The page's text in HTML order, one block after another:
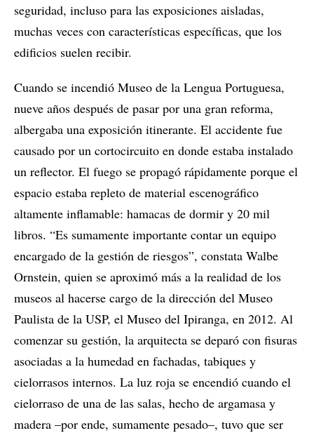
seguridad, incluso para las exposiciones aisladas,
muchas veces con características específicas, que los
edificios suelen recibir.
Cuando se incendió Museo de la Lengua Portuguesa,
nueve años después de pasar por una gran reforma,
albergaba una exposición itinerante. El accidente fue
causado por un cortocircuito en donde estaba instalado
un reflector. El fuego se propagó rápidamente porque el
espacio estaba repleto de material escenográfico
altamente inflamable: hamacas de dormir y 20 mil
libros. “Es sumamente importante contar un equipo
encargado de la gestión de riesgos”, constata Walbe
Ornstein, quien se aproximó más a la realidad de los
museos al hacerse cargo de la dirección del Museo
Paulista de la USP, el Museo del Ipiranga, en 2012. Al
comenzar su gestión, la arquitecta se deparó con fisuras
asociadas a la humedad en fachadas, tabiques y
cielorrasos internos. La luz roja se encendió cuando el
cielorraso de una de las salas, hecho de argamasa y
madera –por ende, sumamente pesado–, tuvo que ser